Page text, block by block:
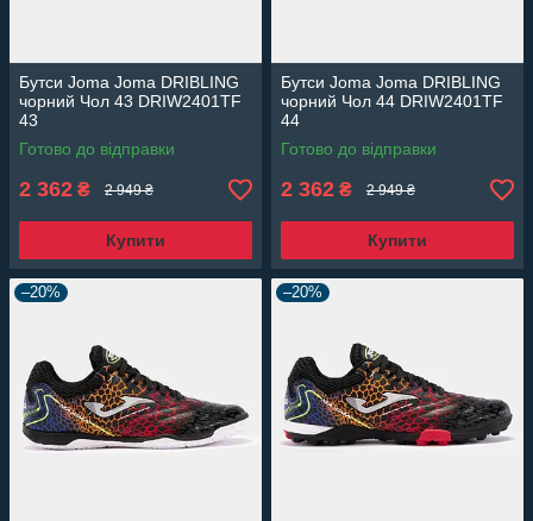
Бутси Joma Joma DRIBLING
чорний Чол 43 DRIW2401TF
43
Готово до відправки
2 362 ₴ 2 949 ₴
Купити
Бутси Joma Joma DRIBLING
чорний Чол 44 DRIW2401TF
44
Готово до відправки
2 362 ₴ 2 949 ₴
Купити
–20% –20%